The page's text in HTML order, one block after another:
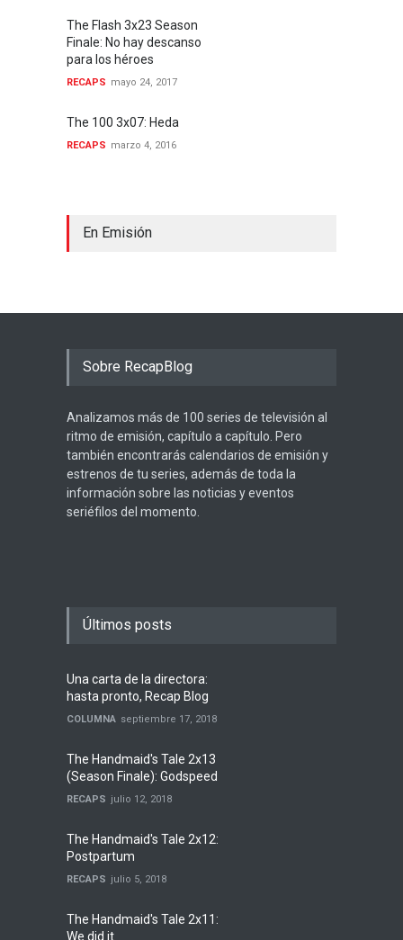
The Flash 3x23 Season
Finale: No hay descanso
para los héroes
RECAPS mayo 24, 2017
The 100 3x07: Heda
RECAPS marzo 4, 2016
En Emisión
Sobre RecapBlog
Analizamos más de 100 series de televisión al
ritmo de emisión, capítulo a capítulo. Pero
también encontrarás calendarios de emisión y
estrenos de tu series, además de toda la
información sobre las noticias y eventos
seriéfilos del momento.
Últimos posts
Una carta de la directora:
hasta pronto, Recap Blog
COLUMNA septiembre 17, 2018
The Handmaid's Tale 2x13
(Season Finale): Godspeed
RECAPS julio 12, 2018
The Handmaid's Tale 2x12:
Postpartum
RECAPS julio 5, 2018
The Handmaid's Tale 2x11:
We did it